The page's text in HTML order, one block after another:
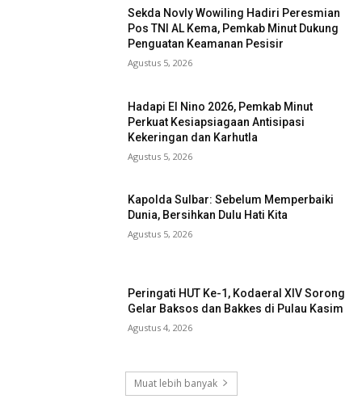
Sekda Novly Wowiling Hadiri Peresmian
Pos TNI AL Kema, Pemkab Minut Dukung
Penguatan Keamanan Pesisir
Agustus 5, 2026
Hadapi El Nino 2026, Pemkab Minut
Perkuat Kesiapsiagaan Antisipasi
Kekeringan dan Karhutla
Agustus 5, 2026
Kapolda Sulbar: Sebelum Memperbaiki
Dunia, Bersihkan Dulu Hati Kita
Agustus 5, 2026
Peringati HUT Ke-1, Kodaeral XIV Sorong
Gelar Baksos dan Bakkes di Pulau Kasim
Agustus 4, 2026
Muat lebih banyak